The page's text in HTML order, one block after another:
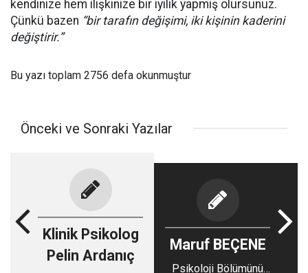
kendinize hem ilişkinize bir iyilik yapmış olursunuz.
Çünkü bazen “bir tarafın değişimi, iki kişinin kaderini
değiştirir.”
Bu yazı toplam 2756 defa okunmuştur
Önceki ve Sonraki Yazılar
Klinik Psikolog
Pelin Ardanıç
Maruf BEÇENE
Psikoloji Bölümünü